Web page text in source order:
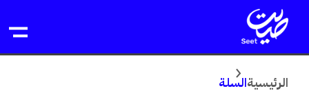
تخطى
المحتوى
الرئيسيةالسلة